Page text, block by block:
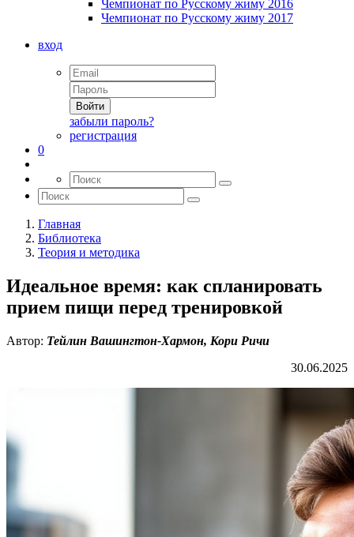
Чемпионат по Русскому жиму 2016
Чемпионат по Русскому жиму 2017
вход
Войти
забыли пароль?
регистрация
0
Главная
Библиотека
Теория и методика
Идеальное время: как спланировать
прием пищи перед тренировкой
Автор: Тейлин Вашингтон-Хармон, Кори Ричи
30.06.2025